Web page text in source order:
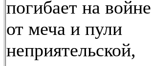
погибает на войне
от меча и пули
неприятельской,